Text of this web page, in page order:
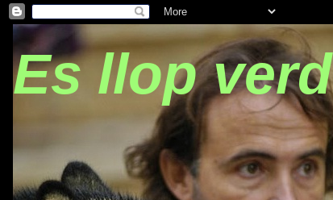
Es llop verd